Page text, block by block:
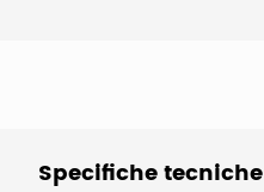
Specifiche tecniche